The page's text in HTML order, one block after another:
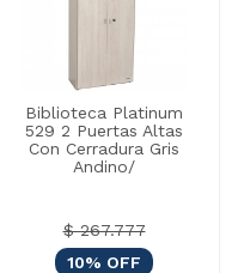
Biblioteca Platinum
529 2 Puertas Altas
Con Cerradura Gris
Andino/
$ 267.777
10% OFF